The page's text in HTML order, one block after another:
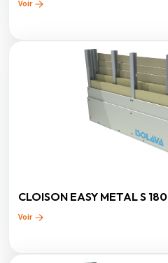
Voir
CLOISON EASY METAL S 180
Voir